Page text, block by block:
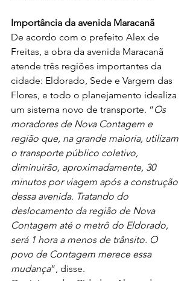
Importância da avenida Maracanã
De acordo com o prefeito Alex de
Freitas, a obra da avenida Maracanã
atende três regiões importantes da
cidade: Eldorado, Sede e Vargem das
Flores, e todo o planejamento idealiza
um sistema novo de transporte. “Os
moradores de Nova Contagem e
região que, na grande maioria, utilizam
o transporte público coletivo,
diminuirão, aproximadamente, 30
minutos por viagem após a construção
dessa avenida. Tratando do
deslocamento da região de Nova
Contagem até o metrô do Eldorado,
será 1 hora a menos de trânsito. O
povo de Contagem merece essa
mudança”, disse.